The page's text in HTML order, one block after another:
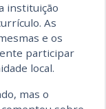
instituição
As
e os
participar
local.
mas o